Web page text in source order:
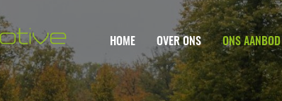
HOME OVER ONS ONS AANBOD